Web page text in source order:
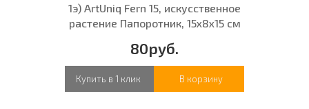
1э) ArtUniq Fern 15, искусственное
растение Папоротник, 15x8x15 см
80руб.
Купить в 1 клик В корзину